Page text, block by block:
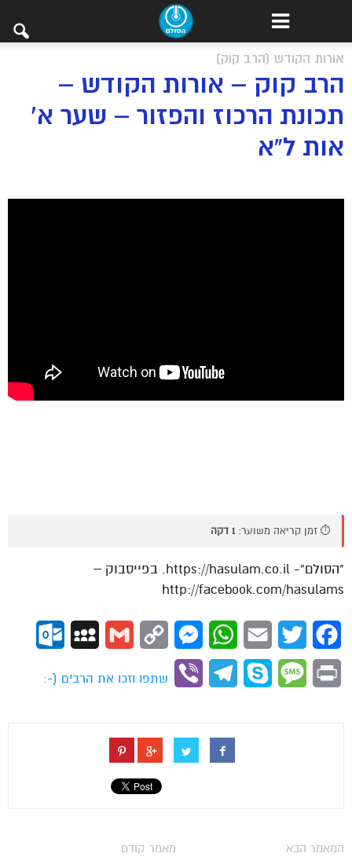
אורות הקודש (הרב קוק)
הרב קוק – אורות הקודש –
תכונת הרכוז והפזור – שער א’
אות ל”א
⏱️ זמן קריאה משוער: 1 דקה
“הסולם”- https://hasulam.co.il. בפייסבוק –
http://facebook.com/hasulams
Facebook
Twitter
Email
WhatsApp
Messenger
Copy
Gmail
MySpace
Print
Message
Skype
Telegram
Viber
שתפו וזכו את הרבים (-:
מאמר קודם
המאמר הבא